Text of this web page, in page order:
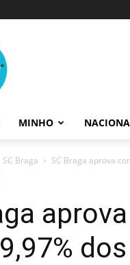
MINHO
SC Braga SC Braga aprova